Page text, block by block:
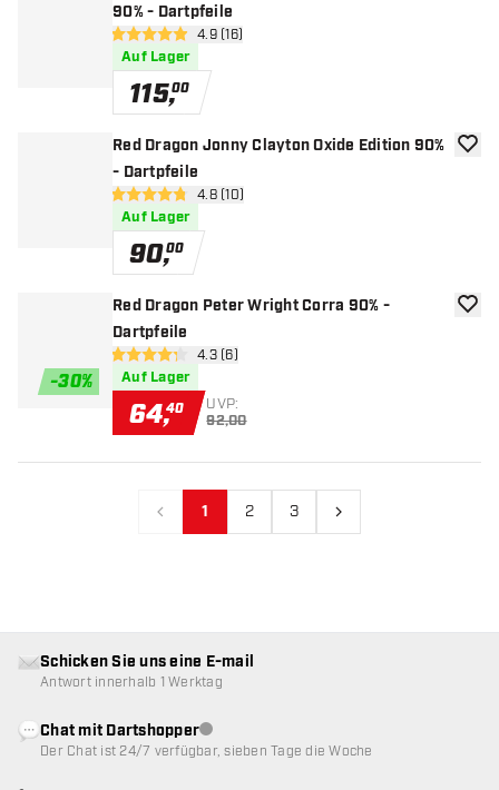
90% - Dartpfeile
Bewertungsbereich öffnen
4.9 Bewertungssterne
4.9 (16)
Auf Lager
115,00
Red Dragon Jonny Clayton Oxide Edition 90%
- Dartpfeile
Bewertungsbereich öffnen
4.8 Bewertungssterne
4.8 (10)
Auf Lager
90,00
Zur
-30%
Red Dragon Peter Wright Corra 90% -
Dartpfeile
Bewertungsbereich öffnen
4.3 Bewertungssterne
4.3 (6)
Auf Lager
64,40 UVP:
92,00
Zur
Vorherige
1 2 3 Nächste
Schicken Sie uns eine E-mail
Antwort innerhalb 1 Werktag
Chat mit DartshopperKundenservice nicht verfügbar
Der Chat ist 24/7 verfügbar, sieben Tage die Woche